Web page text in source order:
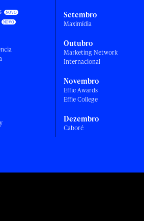
Setembro
Maximídia
Outubro
Marketing Network
Internacional
Novembro
Effie Awards
Effie College
Dezembro
Caboré